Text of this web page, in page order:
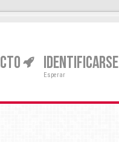
IDENTIFICARSE
Esperar